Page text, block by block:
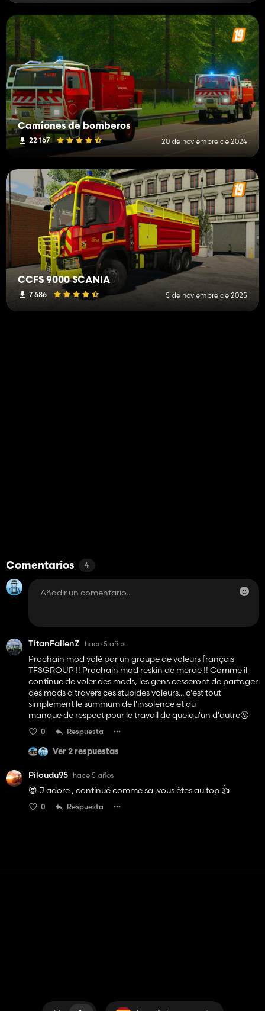
Camiones de bomberos
22 167 20 de noviembre de 2024
CCFS 9000 SCANIA
7 686 5 de noviembre de 2025
Comentarios 4
TitanFallenZ hace 5 años
Prochain mod volé par un groupe de voleurs français
TFSGROUP !! Prochain mod reskin de merde !! Comme il
continue de voler des mods, les gens cesseront de partager
des mods à travers ces stupides voleurs... c'est tout
simplement le summum de l'insolence et du
manque de respect pour le travail de quelqu'un d'autre🤬
0 Respuesta
Ver 2 respuestas
Piloudu95 hace 5 años
😍 J adore , continué comme sa ,vous êtes au top 👍
0 Respuesta